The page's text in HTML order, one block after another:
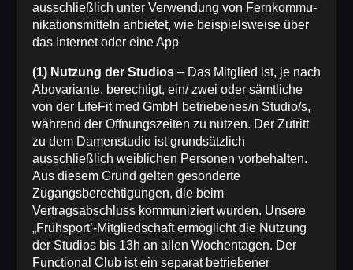
ausschließlich unter Verwendung von Fernkommu-
nikationsmitteln anbietet, wie beispielsweise über
das Internet oder eine App
(1) Nutzung der Studios– Das Mitglied ist, je nach
Abovariante, berechtigt, ein/ zwei oder sämtliche
von der LifeFit med GmbH betriebenes/n Studio/s,
während der Offnungszeiten zu nutzen. Der Zutritt
zu dem Damenstudio ist grundsätzlich
ausschließlich weiblichen Personen vorbehalten.
Aus diesem Grund gelten gesonderte
Zugangsberechtigungen, die beim
Vertragsabschluss kommuniziert wurden. Unsere
„Frühsport’-Mitgliedschaft ermöglicht die Nutzung
der Studios bis 13h an allen Wochentagen. Der
Functional Club ist ein separat betriebener